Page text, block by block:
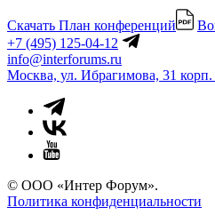
Скачать План конференций
+7 (495) 125-04-12
info@interforums.ru
Москва, ул. Ибрагимова, 31 корп.
© ООО «Интер Форум».
Политика конфиденциальности